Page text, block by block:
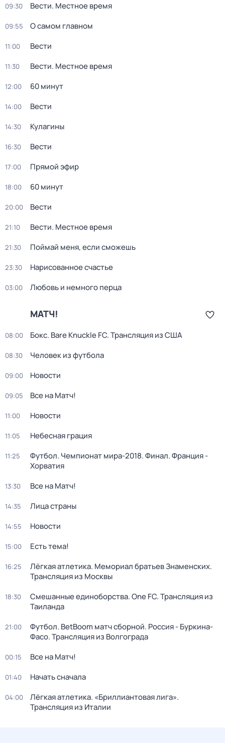
09:30 Вести. Местное время
09:55 О самом главном
11:00 Вести
11:30 Вести. Местное время
12:00 60 минут
14:00 Вести
14:30 Кулагины
16:30 Вести
17:00 Прямой эфир
18:00 60 минут
20:00 Вести
21:10 Вести. Местное время
21:30 Поймай меня, если сможешь
23:30 Нарисованное счастье
03:00 Любовь и немного перца
МАТЧ!
08:00 Бокс. Bare Knuckle FC. Трансляция из США
08:30 Человек из футбола
09:00 Новости
09:05 Все на Матч!
11:00 Новости
11:05 Небесная грация
11:25
Футбол. Чемпионат мира-2018. Финал. Франция -
Хорватия
13:30 Все на Матч!
14:35 Лица страны
14:55 Новости
15:00 Есть тема!
16:25
Лёгкая атлетика. Мемориал братьев Знаменских.
Трансляция из Москвы
18:30
Смешанные единоборства. One FC. Трансляция из
Таиланда
21:00
Футбол. BetBoom матч сборной. Россия - Буркина-
Фасо. Трансляция из Волгограда
00:15 Все на Матч!
01:40 Начать сначала
04:00
Лёгкая атлетика. «Бриллиантовая лига».
Трансляция из Италии